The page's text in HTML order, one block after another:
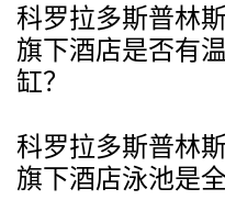
科罗拉多斯普林
旗下酒店是否有
缸？
科罗拉多斯普林
旗下酒店泳池是